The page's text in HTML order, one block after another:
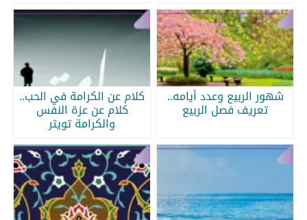
شهور الربيع وعدد أيامه..
تعريف فصل الربيع
كلام عن الكرامة في الحب..
كلام عن عزة النفس
والكرامة تويتر